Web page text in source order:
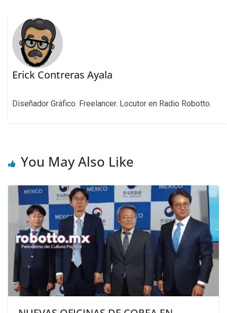
Erick Contreras Ayala
Diseñador Gráfico. Freelancer. Locutor en Radio Robotto.
You May Also Like